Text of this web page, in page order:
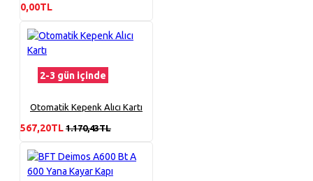
0,00TL
2-3 gün içinde
Otomatik Kepenk Alıcı Kartı
567,20TL 1.170,43TL